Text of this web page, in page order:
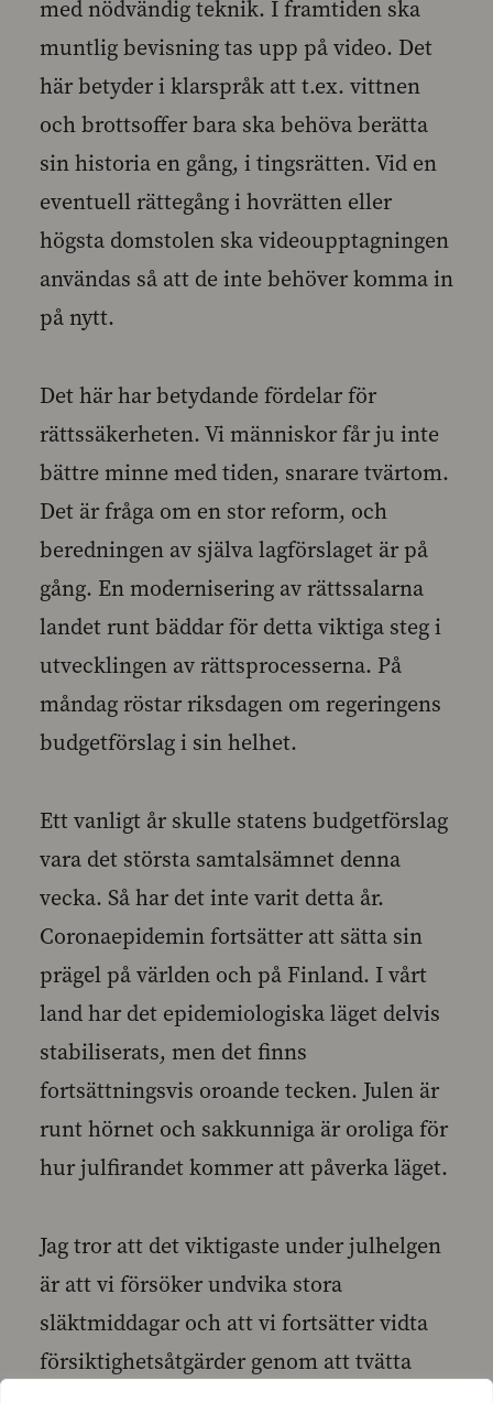
med nödvändig teknik. I framtiden ska
muntlig bevisning tas upp på video. Det
här betyder i klarspråk att t.ex. vittnen
och brottsoffer bara ska behöva berätta
sin historia en gång, i tingsrätten. Vid en
eventuell rättegång i hovrätten eller
högsta domstolen ska videoupptagningen
användas så att de inte behöver komma in
på nytt.
Det här har betydande fördelar för
rättssäkerheten. Vi människor får ju inte
bättre minne med tiden, snarare tvärtom.
Det är fråga om en stor reform, och
beredningen av själva lagförslaget är på
gång. En modernisering av rättssalarna
landet runt bäddar för detta viktiga steg i
utvecklingen av rättsprocesserna. På
måndag röstar riksdagen om regeringens
budgetförslag i sin helhet.
Ett vanligt år skulle statens budgetförslag
vara det största samtalsämnet denna
vecka. Så har det inte varit detta år.
Coronaepidemin fortsätter att sätta sin
prägel på världen och på Finland. I vårt
land har det epidemiologiska läget delvis
stabiliserats, men det finns
fortsättningsvis oroande tecken. Julen är
runt hörnet och sakkunniga är oroliga för
hur julfirandet kommer att påverka läget.
Jag tror att det viktigaste under julhelgen
är att vi försöker undvika stora
släktmiddagar och att vi fortsätter vidta
försiktighetsåtgärder genom att tvätta